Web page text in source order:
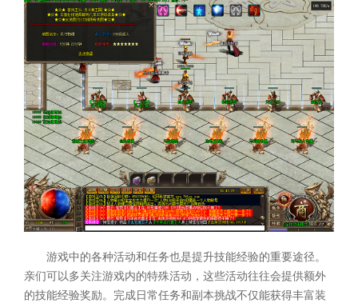
游戏中的各种活动和任务也是提升技能经验的重要途径。
亲们可以多关注游戏内的特殊活动，这些活动往往会提供额外
的技能经验奖励。完成日常任务和副本挑战不仅能获得丰富装